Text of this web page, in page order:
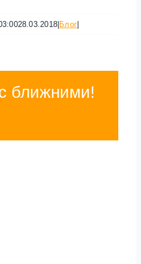
28.03.2018 Блог
ближними!